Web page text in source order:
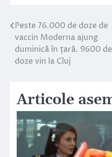
Navigare
în
articole
Peste 76.000 de doze de
vaccin Moderna ajung
duminică în țară. 9600 de
doze vin la Cluj
Articole